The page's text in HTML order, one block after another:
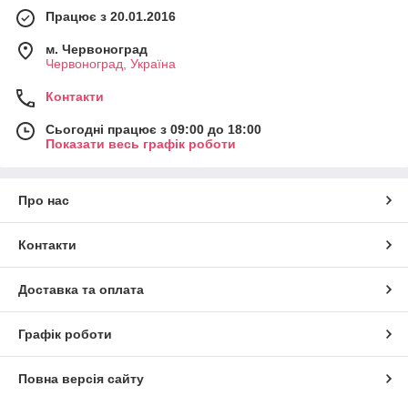
Працює з 20.01.2016
м. Червоноград
Червоноград, Україна
Контакти
Сьогодні працює з 09:00 до 18:00
Показати весь графік роботи
Про нас
Контакти
Доставка та оплата
Графік роботи
Повна версія сайту